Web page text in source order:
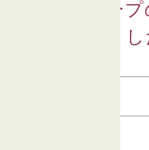
吉野直子ハー
～を開催しまし